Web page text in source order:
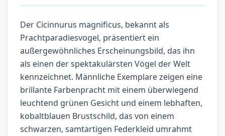
Der Cicinnurus magnificus, bekannt als
Prachtparadiesvogel, präsentiert ein
außergewöhnliches Erscheinungsbild, das ihn
als einen der spektakulärsten Vögel der Welt
kennzeichnet. Männliche Exemplare zeigen eine
brillante Farbenpracht mit einem überwiegend
leuchtend grünen Gesicht und einem lebhaften,
kobaltblauen Brustschild, das von einem
schwarzen, samtartigen Federkleid umrahmt